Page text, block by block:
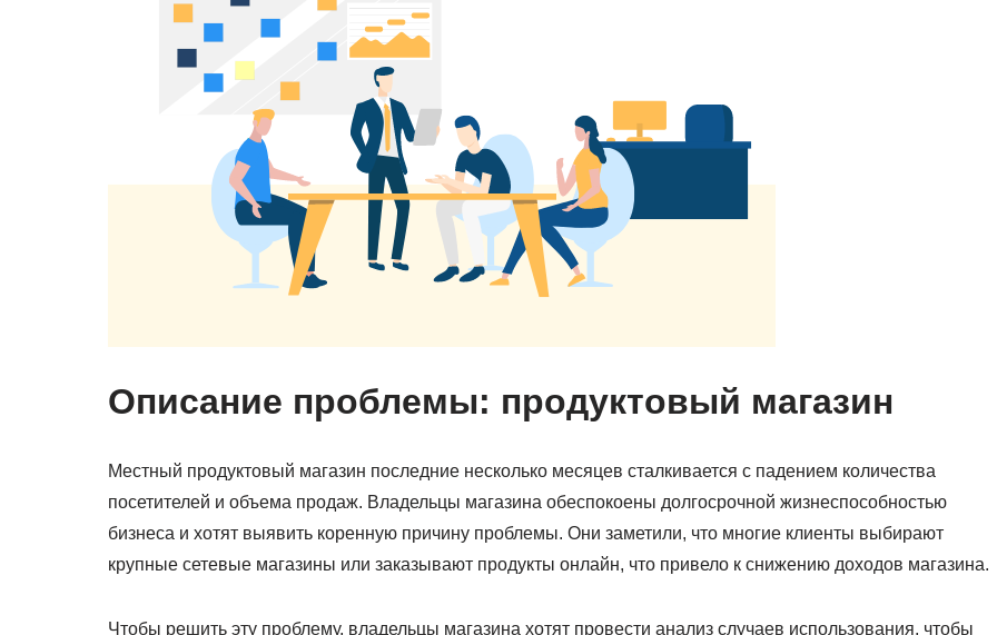
Описание проблемы: продуктовый магазин
Местный продуктовый магазин последние несколько месяцев сталкивается с падением количества
посетителей и объема продаж. Владельцы магазина обеспокоены долгосрочной жизнеспособностью
бизнеса и хотят выявить коренную причину проблемы. Они заметили, что многие клиенты выбирают
крупные сетевые магазины или заказывают продукты онлайн, что привело к снижению доходов магазина.
Чтобы решить эту проблему, владельцы магазина хотят провести анализ случаев использования, чтобы